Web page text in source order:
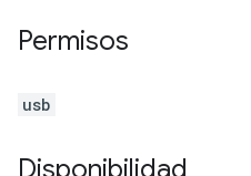
Permisos
usb
Disponibilidad